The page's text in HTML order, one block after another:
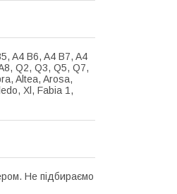
A4 B6, A4 B7, A4
Q2, Q3, Q5, Q7,
Altea, Arosa,
Xl, Fabia 1,
Не підбираємо